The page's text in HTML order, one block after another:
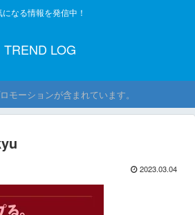
になる情報を発信中！
TREND LOG
モーションが含まれています。
2023.03.04